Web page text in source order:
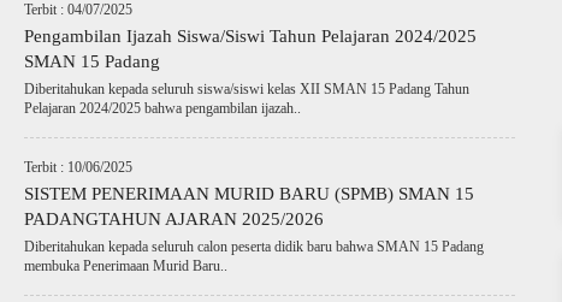
Terbit : 04/07/2025
Pengambilan Ijazah Siswa/Siswi Tahun Pelajaran 2024/2025
SMAN 15 Padang
Diberitahukan kepada seluruh siswa/siswi kelas XII SMAN 15 Padang Tahun
Pelajaran 2024/2025 bahwa pengambilan ijazah..
Terbit : 10/06/2025
SISTEM PENERIMAAN MURID BARU (SPMB) SMAN 15
PADANGTAHUN AJARAN 2025/2026
Diberitahukan kepada seluruh calon peserta didik baru bahwa SMAN 15 Padang
membuka Penerimaan Murid Baru..